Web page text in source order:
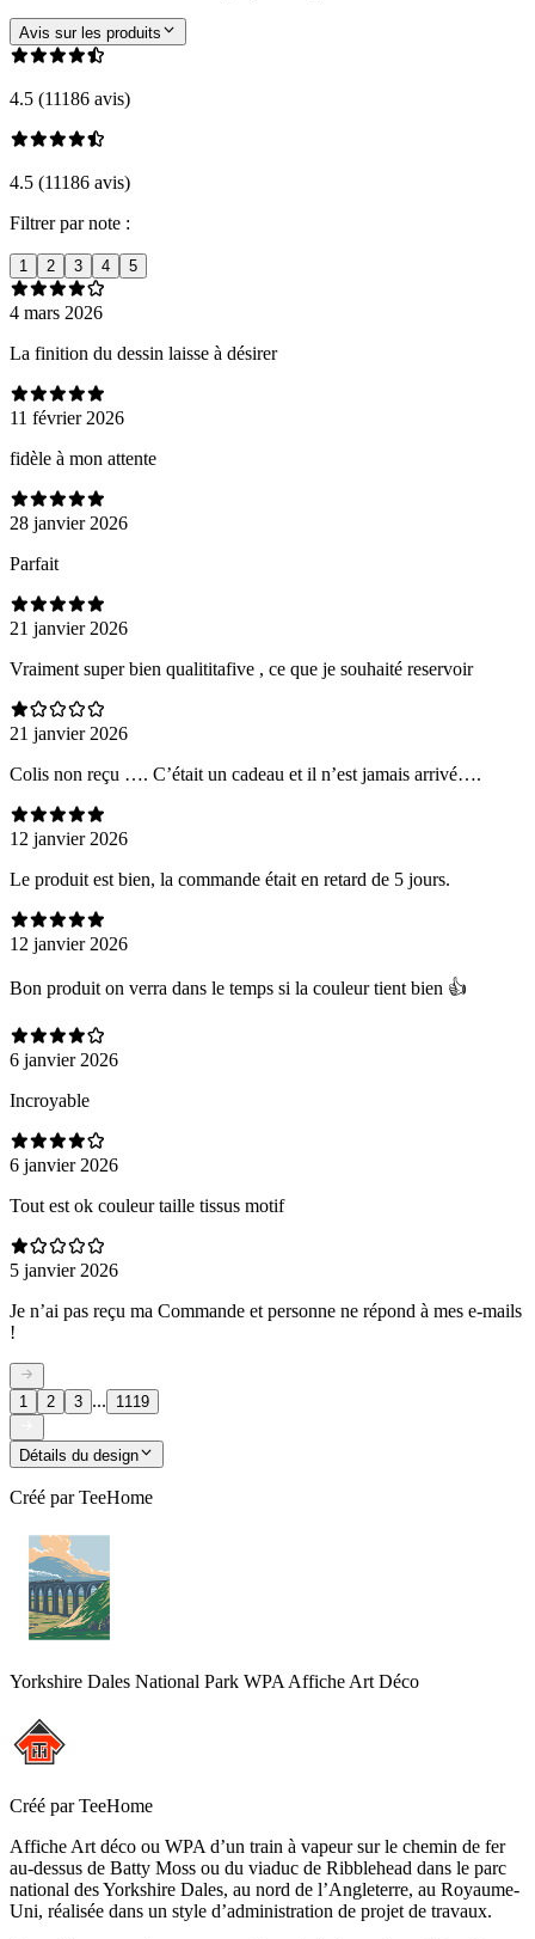
Avis sur les produits
4.5 (11186 avis)
4.5 (11186 avis)
Filtrer par note :
1 2 3 4 5
4 mars 2026
La finition du dessin laisse à désirer
11 février 2026
fidèle à mon attente
28 janvier 2026
Parfait
21 janvier 2026
Vraiment super bien qualititafive , ce que je souhaité reservoir
21 janvier 2026
Colis non reçu …. C’était un cadeau et il n’est jamais arrivé….
12 janvier 2026
Le produit est bien, la commande était en retard de 5 jours.
12 janvier 2026
Bon produit on verra dans le temps si la couleur tient bien 👍
6 janvier 2026
Incroyable
6 janvier 2026
Tout est ok couleur taille tissus motif
5 janvier 2026
Je n’ai pas reçu ma Commande et personne ne répond à mes e-mails
!
1 2 3 ... 1119
Détails du design
Créé par TeeHome
Yorkshire Dales National Park WPA Affiche Art Déco
Créé par TeeHome
Affiche Art déco ou WPA d’un train à vapeur sur le chemin de fer
au-dessus de Batty Moss ou du viaduc de Ribblehead dans le parc
national des Yorkshire Dales, au nord de l’Angleterre, au Royaume-
Uni, réalisée dans un style d’administration de projet de travaux.